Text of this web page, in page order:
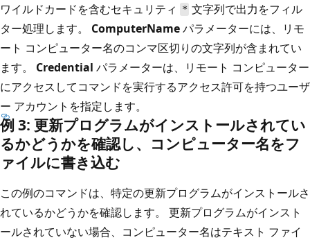
ワイルドカードを含むセキュリティ
* 文字列で出力をフィル
ター処理します。 ComputerNameパラメーターには、リモ
ート コンピューター名のコンマ区切りの文字列が含まれてい
ます。 Credential パラメーターは、リモート コンピューター
にアクセスしてコマンドを実行するアクセス許可を持つユーザ
ー アカウントを指定します。
例 3: 更新プログラムがインストールされてい
るかどうかを確認し、コンピューター名をフ
ァイルに書き込む
この例のコマンドは、特定の更新プログラムがインストールさ
れているかどうかを確認します。 更新プログラムがインスト
ールされていない場合、コンピューター名はテキスト ファイ